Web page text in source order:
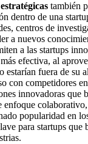
también
dentro de una
centros de
a nuevos
a las startups
efectiva, al
estarían fuera de su
con competidores
innovadoras que
enfoque
popularidad en
para startups que